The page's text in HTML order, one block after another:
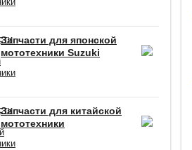
Запчасти для японской
мототехники Suzuki
Запчасти для китайской
мототехники